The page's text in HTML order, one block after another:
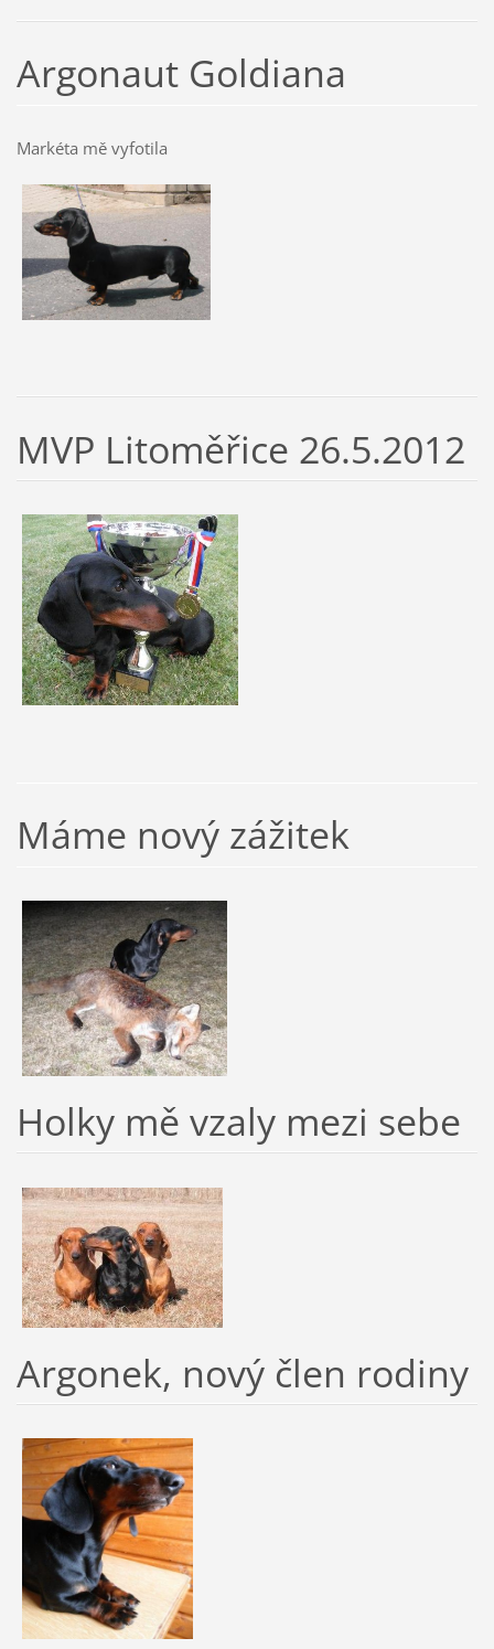
Argonaut Goldiana
Markéta mě vyfotila
MVP Litoměřice 26.5.2012
Máme nový zážitek
Holky mě vzaly mezi sebe
Argonek, nový člen rodiny